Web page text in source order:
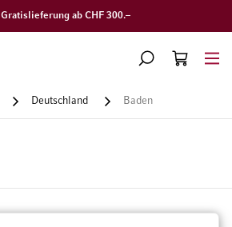
Gratislieferung ab CHF 300.–
SUCHE
WARENKORB
Deutschland Baden